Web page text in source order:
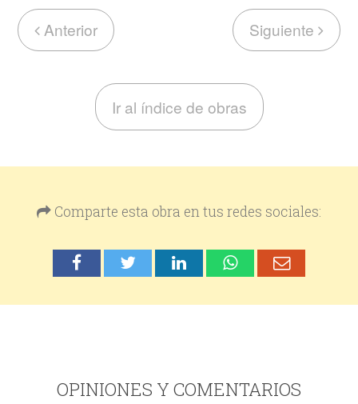
Anterior Siguiente
Ir al índice de obras
Comparte esta obra en tus redes sociales:
OPINIONES Y COMENTARIOS